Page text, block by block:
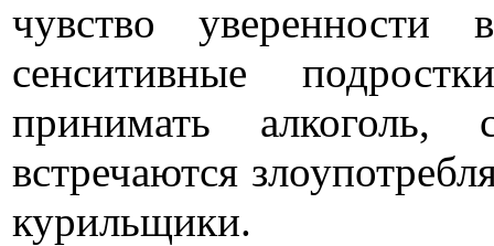
чувство
сенситивные
принимать
встречаются
курильщики.